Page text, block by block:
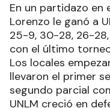
En un partidazo en
Lorenzo le ganó a
25-9, 30-28, 26-28,
con el último
Los locales
llevaron el primer
segundo parcial
UNLM creció en